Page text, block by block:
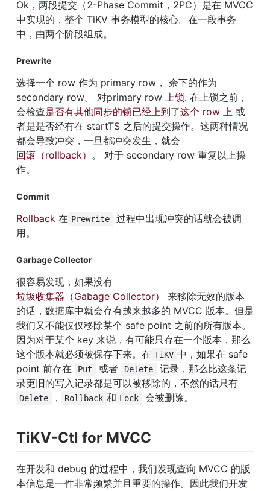
Ok，两段提交（2-Phase Commit，2PC）是在 MVCC
中实现的，整个 TiKV 事务模型的核心。在一段事务
中，由两个阶段组成。
Prewrite
选择一个 row 作为 primary row， 余下的作为
secondary row。 对primary row 上锁. 在上锁之前，
会检查是否有其他同步的锁已经上到了这个 row 上 或
者是是否经有在 startTS 之后的提交操作。这两种情况
都会导致冲突，一旦都冲突发生，就会
回滚（rollback） 。 对于 secondary row 重复以上操
作。
Commit
Rollback 在 Prewrite
过程中出现冲突的话就会被调
用。
Garbage Collector
很容易发现，如果没有
垃圾收集器（Gabage Collector）
来移除无效的版本
的话，数据库中就会存有越来越多的 MVCC 版本。但是
我们又不能仅仅移除某个 safe point 之前的所有版本。
因为对于某个 key 来说，有可能只存在一个版本，那么
这个版本就必须被保存下来。在 TiKV 中，如果在 safe
point 前存在
Put 或者 Delete
记录，那么比这条记
录更旧的写入记录都是可以被移除的，不然的话只有
Delete ， Rollback 和 Lock 会被删除。
TiKV-Ctl for MVCC
在开发和 debug 的过程中，我们发现查询 MVCC 的版
本信息是一件非常频繁并且重要的操作。因此我们开发